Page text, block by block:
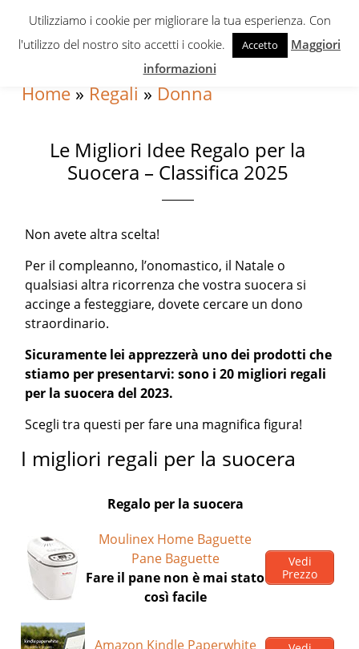
Skip
navigation
Skip
Skip
sidebar
Home » Regali » Donna
Le Migliori Idee Regalo per la
Suocera – Classifica 2025
Non avete altra scelta!
Per il compleanno, l’onomastico, il Natale o
qualsiasi altra ricorrenza che vostra suocera si
accinge a festeggiare, dovete cercare un dono
straordinario.
Sicuramente lei apprezzerà uno dei prodotti che
stiamo per presentarvi: sono i 20 migliori regali
per la suocera del 2023.
Scegli tra questi per fare una magnifica figura!
I migliori regali per la suocera
Regalo per la suocera
Moulinex Home Baguette
Pane Baguette
Fare il pane non è mai stato
così facile
Vedi
Prezzo
Amazon Kindle Paperwhite
Utilizziamo i cookie per migliorare la tua esperienza. Con
l'utilizzo del nostro sito accetti i cookie.
Accetto
Maggiori
informazioni